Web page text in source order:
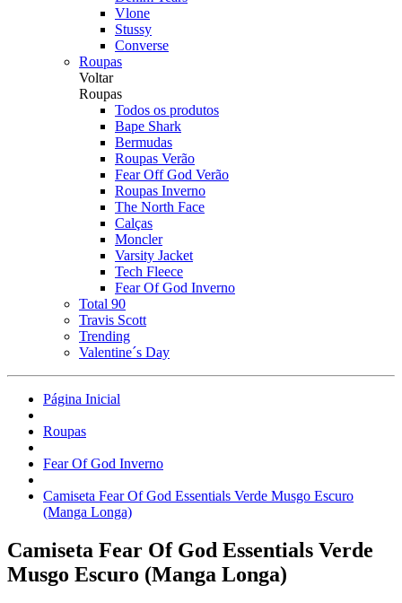
Vlone
Stussy
Converse
Roupas
Voltar
Roupas
Todos os produtos
Bape Shark
Bermudas
Roupas Verão
Fear Off God Verão
Roupas Inverno
The North Face
Calças
Moncler
Varsity Jacket
Tech Fleece
Fear Of God Inverno
Total 90
Travis Scott
Trending
Valentine´s Day
Página Inicial
Roupas
Fear Of God Inverno
Camiseta Fear Of God Essentials Verde Musgo Escuro
(Manga Longa)
Camiseta Fear Of God Essentials Verde
Musgo Escuro (Manga Longa)